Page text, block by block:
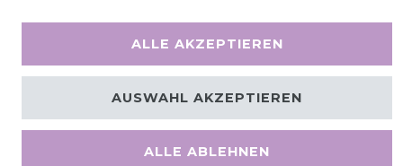
ALLE AKZEPTIEREN
ALLE ABLEHNEN
AUSWAHL AKZEPTIEREN